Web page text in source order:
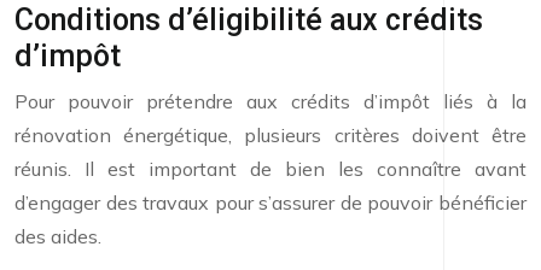
Conditions d’éligibilité aux crédits
d’impôt
Pour pouvoir prétendre aux crédits d’impôt liés à la
rénovation énergétique, plusieurs critères doivent être
réunis. Il est important de bien les connaître avant
d’engager des travaux pour s’assurer de pouvoir bénéficier
des aides.